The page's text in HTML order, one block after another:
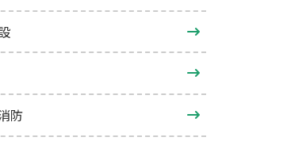
防